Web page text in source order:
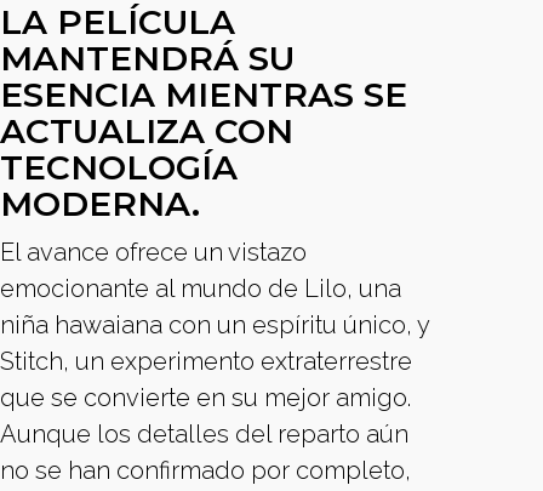
LA PELÍCULA
MANTENDRÁ SU
ESENCIA MIENTRAS SE
ACTUALIZA CON
TECNOLOGÍA
MODERNA.
El avance ofrece un vistazo
emocionante al mundo de Lilo, una
niña hawaiana con un espíritu único, y
Stitch, un experimento extraterrestre
que se convierte en su mejor amigo.
Aunque los detalles del reparto aún
no se han confirmado por completo,